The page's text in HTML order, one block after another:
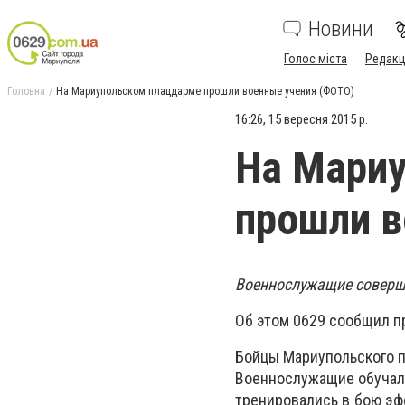
Новини
Голос міста
Головна На Мариупольском плацдарме прошли военные учения (ФОТО)
16:26, 15 вересня 2015 р.
На
прошли
Военнослужащие
Об этом 0629 сообщил
Бойцы Мариупольского
Военнослужащие
тренировались в бою